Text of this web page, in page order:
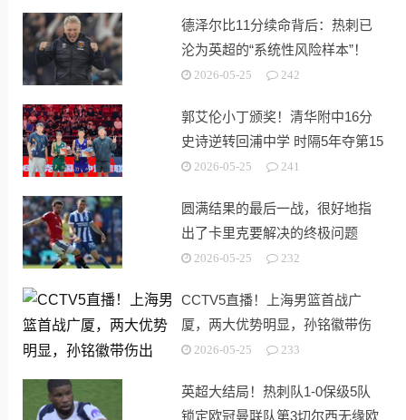
德泽尔比11分续命背后：热刺已
沦为英超的“系统性风险样本”！
2026-05-25 242
郭艾伦小丁颁奖！清华附中16分
史诗逆转回浦中学 时隔5年夺第15
冠2026-05-25 241
圆满结果的最后一战，很好地指
出了卡里克要解决的终极问题
2026-05-25 232
CCTV5直播！上海男篮首战广
厦，两大优势明显，孙铭徽带伤
出战！
2026-05-25 233
英超大结局！热刺队1-0保级5队
锁定欧冠曼联队第3切尔西无缘欧